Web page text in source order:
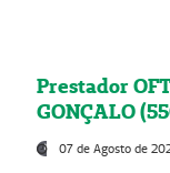
Prestador
GONÇALO
07 de Agosto de